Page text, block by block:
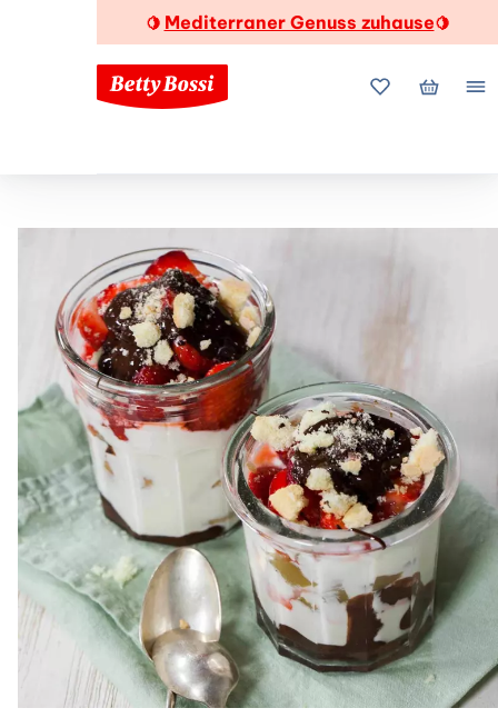
🍋 Mediterraner Genuss zuhause🍋
MeineMein